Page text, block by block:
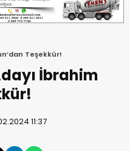
Teşekkür!
İbrahim
11:37